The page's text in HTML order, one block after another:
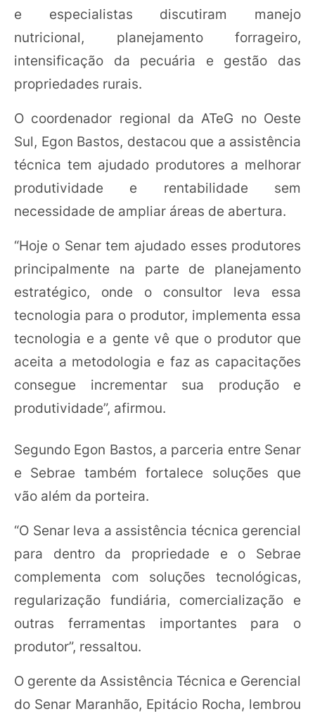
e especialistas discutiram manejo
nutricional, planejamento forrageiro,
intensificação da pecuária e gestão das
propriedades rurais.
O coordenador regional da ATeG no Oeste
Sul, Egon Bastos, destacou que a assistência
técnica tem ajudado produtores a melhorar
produtividade e rentabilidade sem
necessidade de ampliar áreas de abertura.
“Hoje o Senar tem ajudado esses produtores
principalmente na parte de planejamento
estratégico, onde o consultor leva essa
tecnologia para o produtor, implementa essa
tecnologia e a gente vê que o produtor que
aceita a metodologia e faz as capacitações
consegue incrementar sua produção e
produtividade”, afirmou.
Segundo Egon Bastos, a parceria entre Senar
e Sebrae também fortalece soluções que
vão além da porteira.
“O Senar leva a assistência técnica gerencial
para dentro da propriedade e o Sebrae
complementa com soluções tecnológicas,
regularização fundiária, comercialização e
outras ferramentas importantes para o
produtor”, ressaltou.
O gerente da Assistência Técnica e Gerencial
do Senar Maranhão, Epitácio Rocha, lembrou